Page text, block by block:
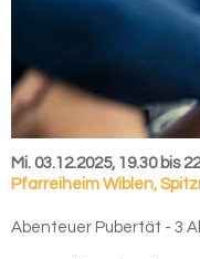
Mi. 03.12.2025, 19.30 bis
Pfarreiheim Wiblen,
Abenteuer Pubertät - 3